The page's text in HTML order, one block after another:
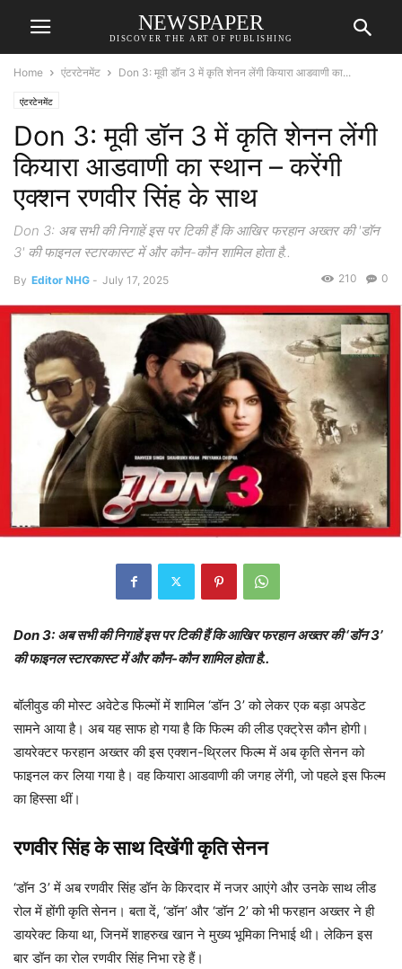
NEWSPAPER
DISCOVER THE ART OF PUBLISHING
Home एंटरटेनमेंट Don 3: मूवी डॉन 3 में कृति शेनन लेंगी कियारा आडवाणी का...
एंटरटेनमेंट
Don 3: मूवी डॉन 3 में कृति शेनन लेंगी
कियारा आडवाणी का स्थान – करेंगी
एक्शन रणवीर सिंह के साथ
Don 3: अब सभी की निगाहें इस पर टिकी हैं कि आखिर फरहान अख्तर की 'डॉन
3' की फाइनल स्टारकास्ट में और कौन-कौन शामिल होता है..
By Editor NHG - July 17, 2025 0
210
Don 3: अब सभी की निगाहें इस पर टिकी हैं कि आखिर फरहान अख्तर की ‘डॉन 3’
की फाइनल स्टारकास्ट में और कौन-कौन शामिल होता है..
बॉलीवुड की मोस्ट अवेटेड फिल्मों में शामिल ‘डॉन 3’ को लेकर एक बड़ा अपडेट
सामने आया है। अब यह साफ हो गया है कि फिल्म की लीड एक्ट्रेस कौन होगी।
डायरेक्टर फरहान अख्तर की इस एक्शन-थ्रिलर फिल्म में अब कृति सेनन को
फाइनल कर लिया गया है। वह कियारा आडवाणी की जगह लेंगी, जो पहले इस फिल्म
का हिस्सा थीं।
रणवीर सिंह के साथ दिखेंगी कृति सेनन
‘डॉन 3’ में अब रणवीर सिंह डॉन के किरदार में नजर आएंगे और उनके साथ लीड
रोल में होंगी कृति सेनन। बता दें, ‘डॉन’ और ‘डॉन 2’ को भी फरहान अख्तर ने ही
डायरेक्ट किया था, जिनमें शाहरुख खान ने मुख्य भूमिका निभाई थी। लेकिन इस
बार डॉन का रोल रणवीर सिंह निभा रहे हैं।